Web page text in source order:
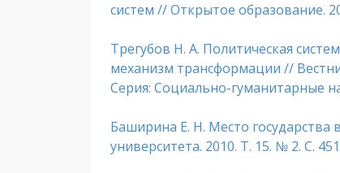
систем // Открытое образование.
Трегубов Н. А. Политическая
механизм трансформации //
Серия: Социально-гуманитарные
Баширина Е. Н. Место государства
университета. 2010. Т. 15. № 2. С.